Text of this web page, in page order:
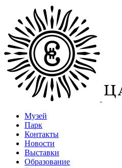
Музей
Парк
Контакты
Новости
Выставки
Образование